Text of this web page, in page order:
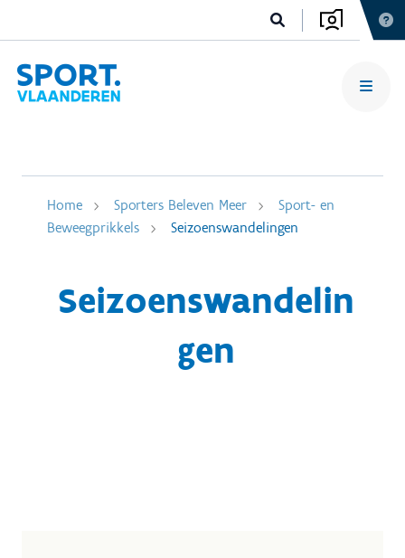
Home Sporters Beleven Meer
Sport- en
Beweegprikkels
Seizoenswandelingen
Seizoenswandelin
gen